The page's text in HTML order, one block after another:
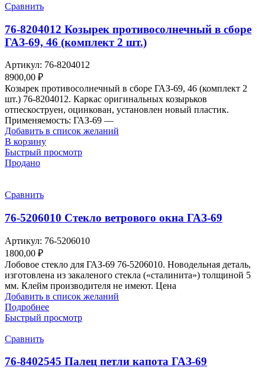
Сравнить
76-8204012 Козырек противосолнечный в сборе
ГАЗ-69, 46 (комплект 2 шт.)
Артикул: 76-8204012
8900,00 ₽
Козырек противосолнечный в сборе ГАЗ-69, 46 (комплект 2
шт.) 76-8204012. Каркас оригинальных козырьков
отпескоструен, оцинкован, установлен новый пластик.
Применяемость: ГАЗ-69 —
Добавить в список желаний
В корзину
Быстрый просмотр
Продано
Сравнить
76-5206010 Стекло ветрового окна ГАЗ-69
Артикул: 76-5206010
1800,00 ₽
Лобовое стекло для ГАЗ-69 76-5206010. Новодельная деталь,
изготовлена из закаленого стекла («сталинита») толщиной 5
мм. Клейм производителя не имеют. Цена
Добавить в список желаний
Подробнее
Быстрый просмотр
Сравнить
76-8402545 Палец петли капота ГАЗ-69